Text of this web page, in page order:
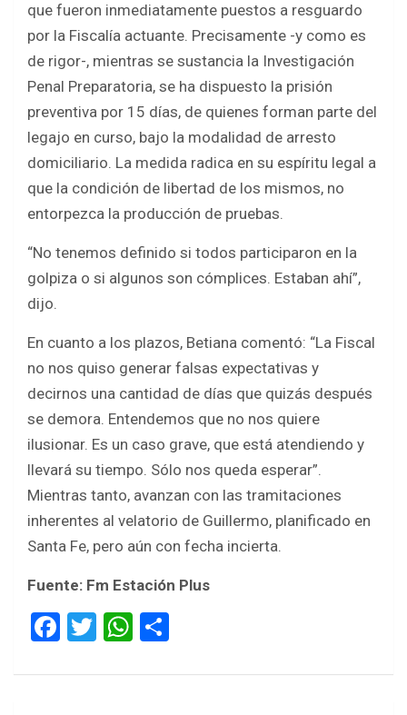
que fueron inmediatamente puestos a resguardo
por la Fiscalía actuante. Precisamente -y como es
de rigor-, mientras se sustancia la Investigación
Penal Preparatoria, se ha dispuesto la prisión
preventiva por 15 días, de quienes forman parte del
legajo en curso, bajo la modalidad de arresto
domiciliario. La medida radica en su espíritu legal a
que la condición de libertad de los mismos, no
entorpezca la producción de pruebas.
“No tenemos definido si todos participaron en la
golpiza o si algunos son cómplices. Estaban ahí”,
dijo.
En cuanto a los plazos, Betiana comentó: “La Fiscal
no nos quiso generar falsas expectativas y
decirnos una cantidad de días que quizás después
se demora. Entendemos que no nos quiere
ilusionar. Es un caso grave, que está atendiendo y
llevará su tiempo. Sólo nos queda esperar”.
Mientras tanto, avanzan con las tramitaciones
inherentes al velatorio de Guillermo, planificado en
Santa Fe, pero aún con fecha incierta.
Fuente: Fm Estación Plus
F
ce
T
tt
W
at ar